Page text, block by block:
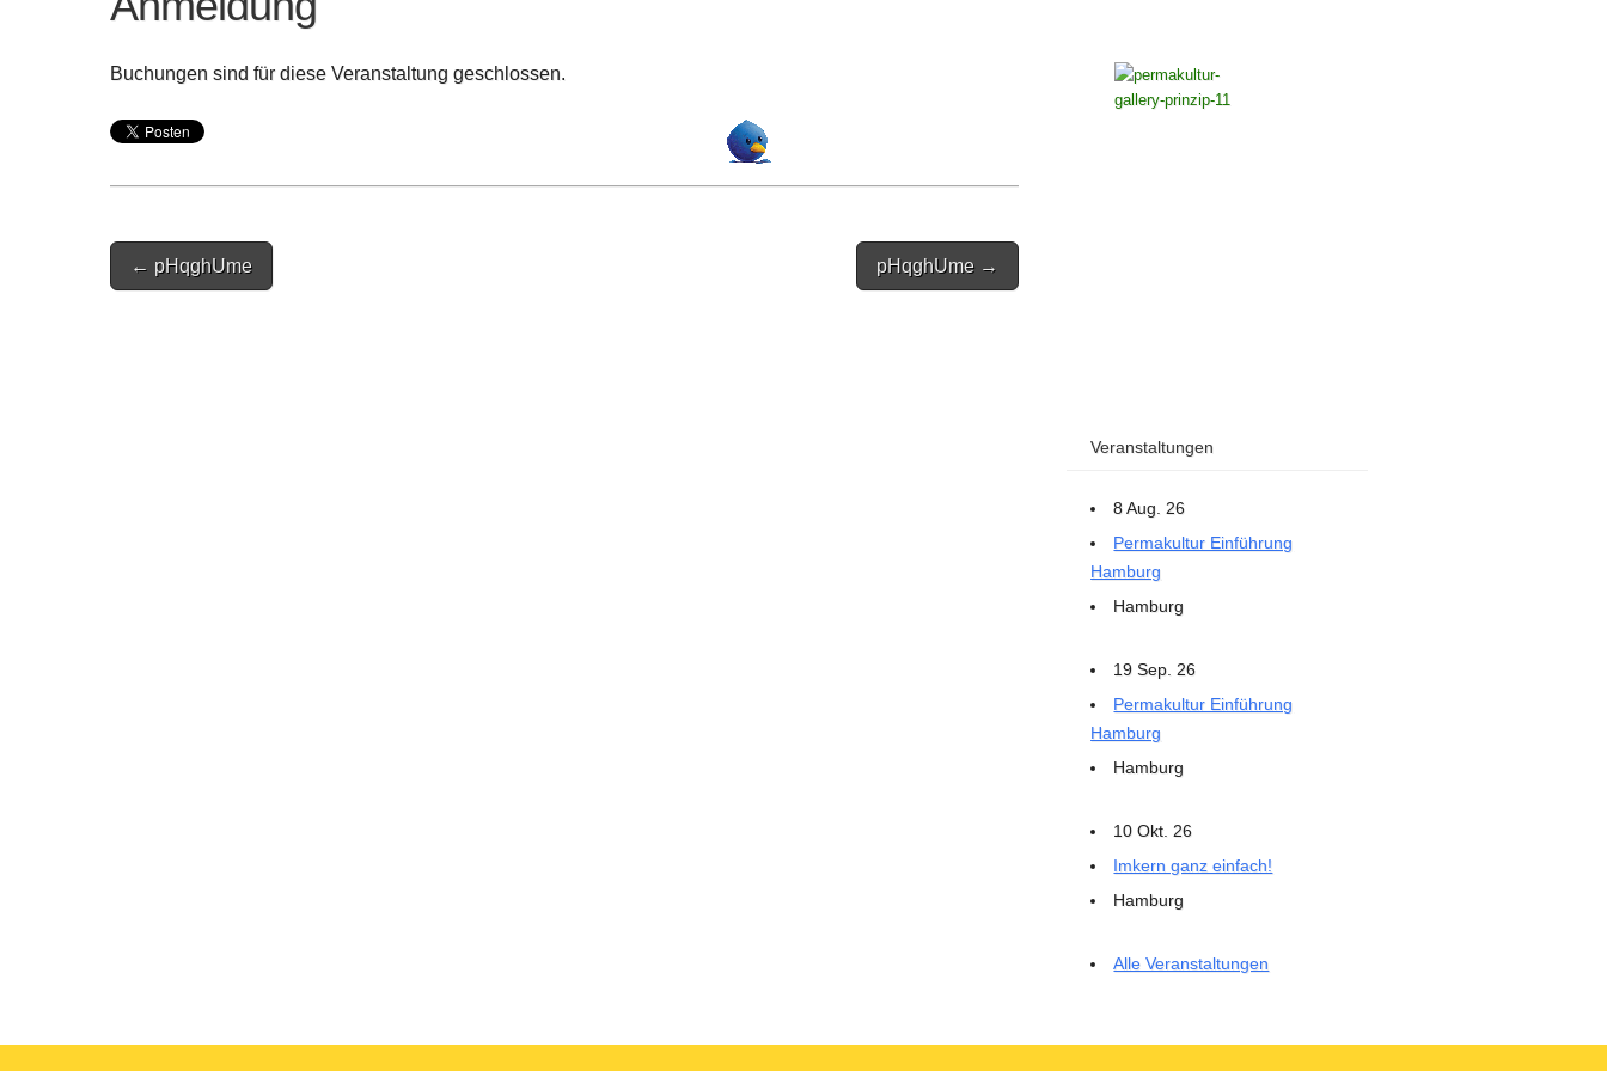
Buchungen sind für diese Veranstaltung geschlossen.
Post
navigation
← pHqghUme pHqghUme →
Veranstaltungen
8 Aug. 26
Permakultur Einführung
Hamburg
Hamburg
19 Sep. 26
Permakultur Einführung
Hamburg
Hamburg
10 Okt. 26
Imkern ganz einfach!
Hamburg
Alle Veranstaltungen